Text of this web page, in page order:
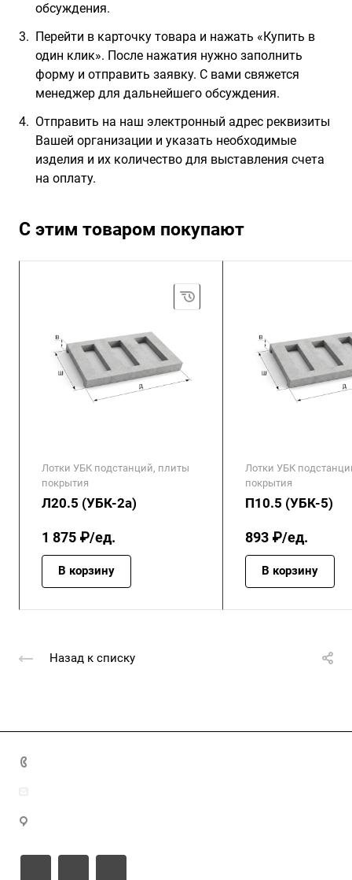
обсуждения.
Перейти в карточку товара и нажать «Купить в
один клик». После нажатия нужно заполнить
форму и отправить заявку. С вами свяжется
менеджер для дальнейшего обсуждения.
Отправить на наш электронный адрес реквизиты
Вашей организации и указать необходимые
изделия и их количество для выставления счета
на оплату.
С этим товаром покупают
Лотки УБК подстанций, плиты
покрытия
Л20.5 (УБК-2а)
1 875 ₽/ед.
В корзину
Лотки УБК
покрытия
П10.5 (УБК-5)
893 ₽/ед.
В корзину
Назад к списку